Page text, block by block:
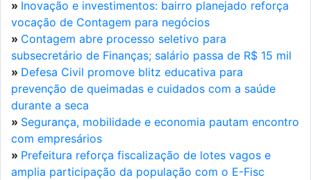
» Inovação e investimentos: bairro planejado reforça
vocação de Contagem para negócios
» Contagem abre processo seletivo para
subsecretário de Finanças; salário passa de R$ 15 mil
» Defesa Civil promove blitz educativa para
prevenção de queimadas e cuidados com a saúde
durante a seca
» Segurança, mobilidade e economia pautam encontro
com empresários
» Prefeitura reforça fiscalização de lotes vagos e
amplia participação da população com o E-Fisc